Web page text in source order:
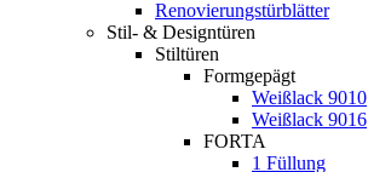
Renovierungstürblätter
Stil- & Designtüren
Stiltüren
Formgepägt
Weißlack 9010
Weißlack 9016
FORTA
1 Füllung